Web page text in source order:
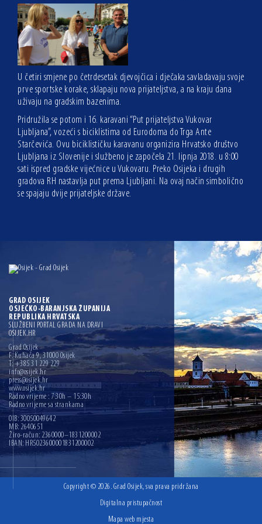
U četiri smjene po četrdesetak djevojčica i dječaka savladavaju svoje
prve sportske korake, sklapaju nova prijateljstva, a na kraju dana
uživaju na gradskim bazenima.
Pridružila se potom i 16. karavani “Put prijateljstva Vukovar
Ljubljana”, vozeći s biciklistima od Eurodoma do Trga Ante
Starčevića. Ovu biciklističku karavanu organizira Hrvatsko društvo
Ljubljana iz Slovenije i službeno je započela 21. lipnja 2018. u 8:00
sati ispred gradske vijećnice u Vukovaru. Preko Osijeka i drugih
gradova RH nastavlja put prema Ljubljani. Na ovaj način simbolično
se spajaju dvije prijateljske države.
GRAD OSIJEK
OSJEČKO-BARANJSKA ŽUPANIJA
REPUBLIKA HRVATSKA
SLUŽBENI PORTAL GRADA NA DRAVI
OSIJEK.HR
Grad Osijek
F. Kuhača 9, 31000 Osijek
T: +385 31 229 229
info@osijek.hr
press@osijek.hr
www.osijek.hr
Radno vrijeme : 7:30h – 15:30h
Radno vrijeme sa strankama
OIB: 30050049642
MB: 2640651
Žiro-račun: 2360000–1831200002
IBAN: HR5023600001831200002
Copyright © 2026. Grad Osijek, sva prava pridržana
Digitalna pristupačnost
Mapa web mjesta